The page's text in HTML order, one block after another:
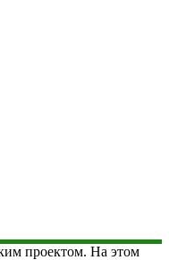
проектом. На этом